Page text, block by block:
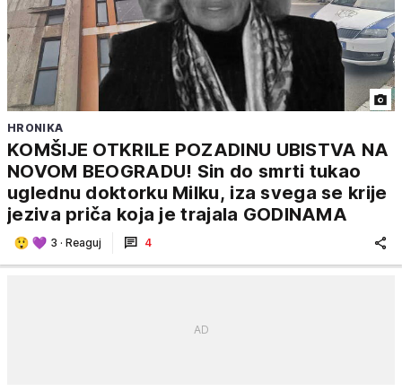
HRONIKA
KOMŠIJE OTKRILE POZADINU UBISTVA NA
NOVOM BEOGRADU! Sin do smrti tukao
uglednu doktorku Milku, iza svega se krije
jeziva priča koja je trajala GODINAMA
3 · Reaguj 4